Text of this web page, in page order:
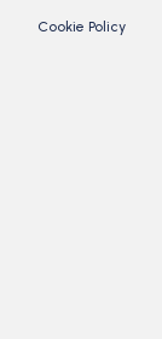
Cookie Policy